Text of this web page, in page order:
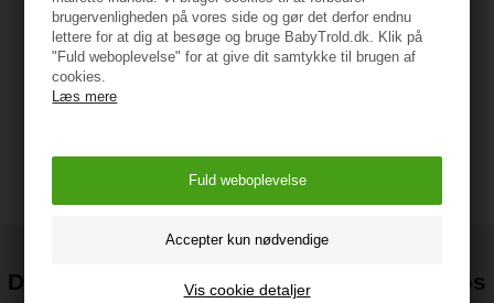
brugervenligheden på vores side og gør det derfor endnu
lettere for at dig at besøge og bruge BabyTrold.dk. Klik på
"Fuld weboplevelse" for at give dit samtykke til brugen af
cookies.
Læs mere
Vis cookie detaljer
Vejledning
Det kan blive endnu billigere at handle hos